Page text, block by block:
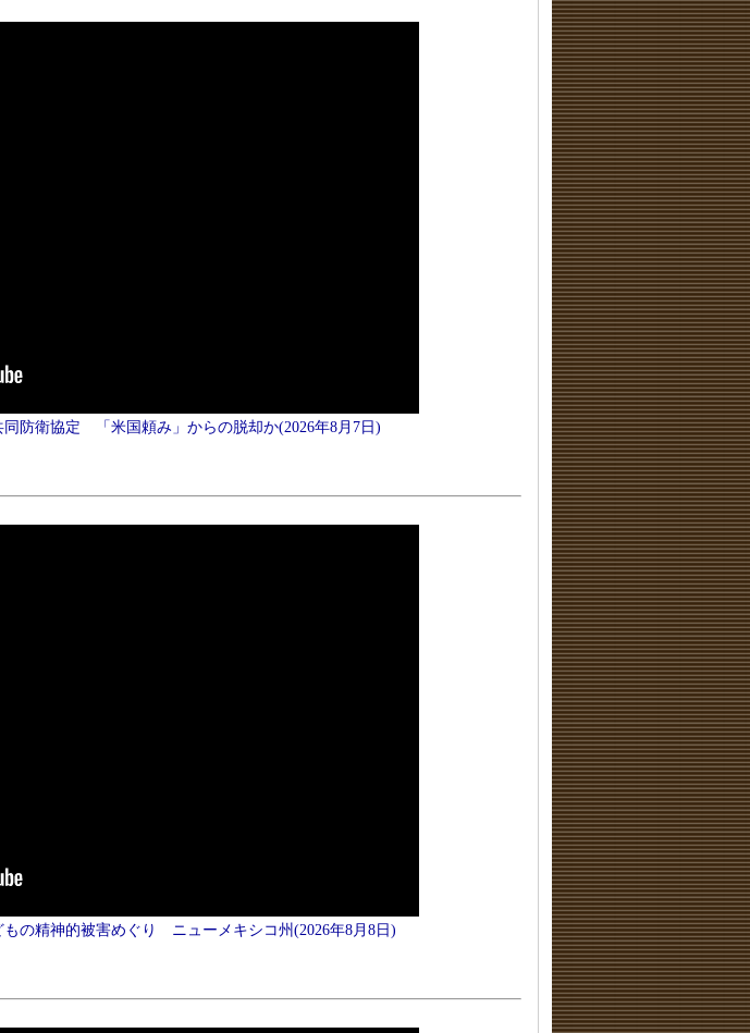
防衛協定 「米国頼み」からの脱却か(2026年8月7日)
の精神的被害めぐり ニューメキシコ州(2026年8月8日)